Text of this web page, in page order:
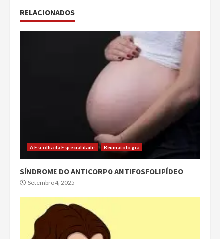
RELACIONADOS
A Escolha da Especialidade Reumatologia
SÍNDROME DO ANTICORPO ANTIFOSFOLIPÍDEO
Setembro 4, 2025